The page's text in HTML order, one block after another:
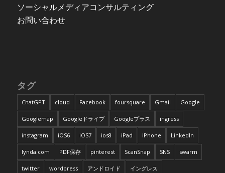
ソーシャルメディアコンサルティング
お問い合わせ
タグ
ChatGPT cloud Facebook foursquare Gmail Google
Googlemap Googleドライブ Googleプラス ingress
instagram iOS6 iOS7 ios8 iPad iPhone LinkedIn
lynda.com PDF保存 pinterest ScanSnap SNS swarm
twitter wordpress アンドロイド イングレス